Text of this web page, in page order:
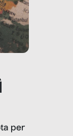
per